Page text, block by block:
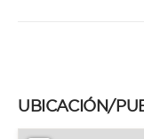
UBICACIÓN/